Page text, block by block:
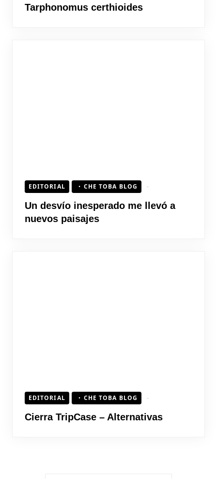
Tarphonomus certhioides
EDITORIAL CHE TOBA BLOG
Un desvío inesperado me llevó a
nuevos paisajes
EDITORIAL CHE TOBA BLOG
Cierra TripCase – Alternativas